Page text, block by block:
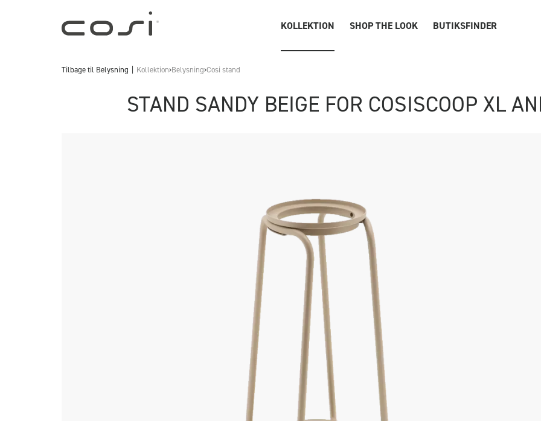
KOLLEKTION SHOP THE LOOK BUTIKSFINDER
Tilbage til Belysning Kollektion›Belysning›Cosi stand
STAND SANDY BEIGE FOR COSISCOOP XL